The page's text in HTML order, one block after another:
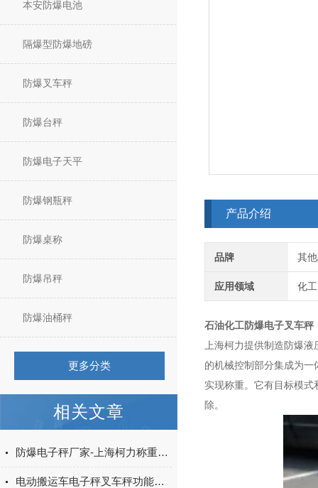
本安防爆电池
隔爆型防爆地磅
防爆叉车秤
防爆台秤
防爆电子天平
防爆钢瓶秤
防爆桌称
防爆吊秤
防爆油桶秤
更多分类
相关文章
防爆电子秤厂家-上海柯力称重设备51087653
电动搬运车电子秤叉车秤功能介绍
产品介绍
品牌 其
应用领域 化
石油化工防爆电子叉车秤
上海柯力提供制造防爆
的机械控制部分集成为
实现称重。它有目标模
除。